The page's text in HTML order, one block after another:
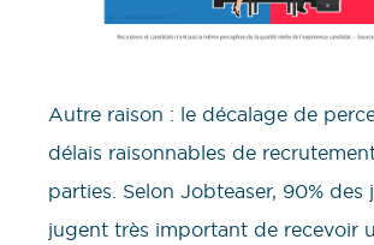
Autre raison : le décalage de
délais raisonnables de
parties. Selon Jobteaser, 90% des
jugent très important de recevoir